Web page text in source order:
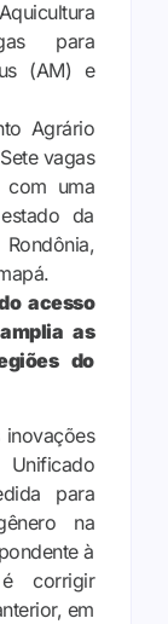
para
(AM) e
Agrário
Sete vagas
com uma
da
Rondônia,
acesso
as
do
para
na
à
corrigir
em